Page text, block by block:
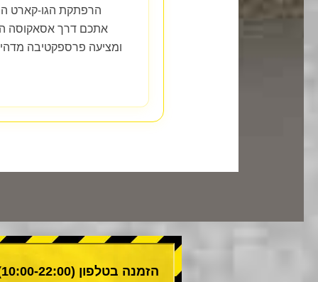
הרפתקת הגו-קארט
אתכם דרך אסאקוסה
ומציעה פרספקטיבה
הזמנה בטלפון (10:00-22:00)